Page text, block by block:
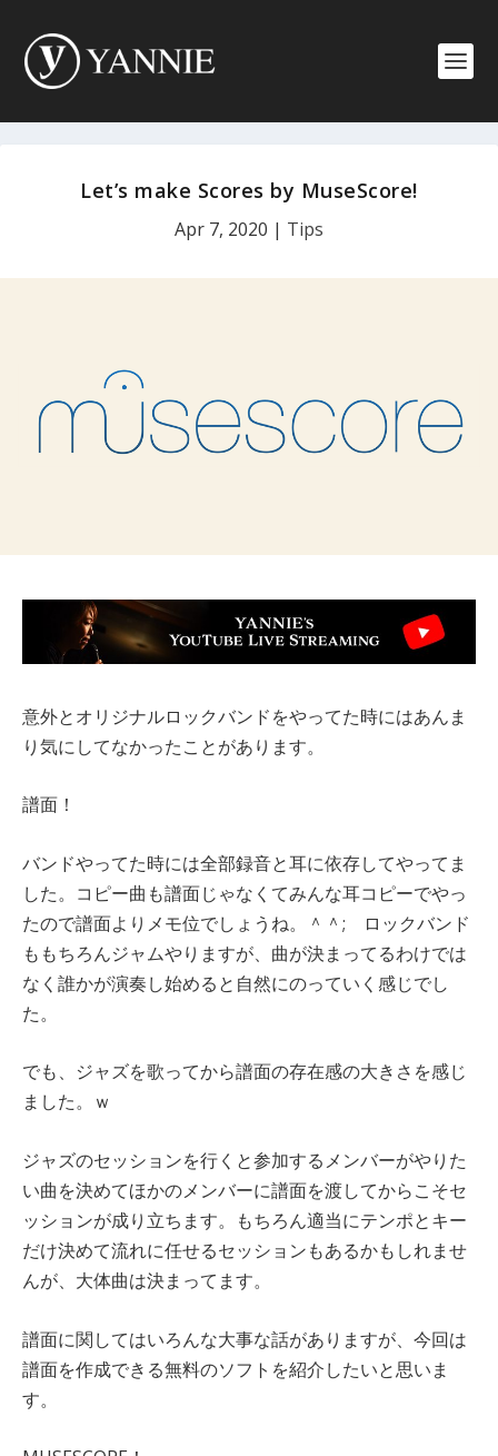
Let’s make Scores by MuseScore!
Apr 7, 2020 | Tips
意外とオリジナルロックバンドをやってた時にはあんま
り気にしてなかったことがあります。
譜面！
バンドやってた時には全部録音と耳に依存してやってま
した。コピー曲も譜面じゃなくてみんな耳コピーでやっ
たので譜面よりメモ位でしょうね。＾＾; ロックバンド
ももちろんジャムやりますが、曲が決まってるわけでは
なく誰かが演奏し始めると自然にのっていく感じでし
た。
でも、ジャズを歌ってから譜面の存在感の大きさを感じ
ました。ｗ
ジャズのセッションを行くと参加するメンバーがやりた
い曲を決めてほかのメンバーに譜面を渡してからこそセ
ッションが成り立ちます。もちろん適当にテンポとキー
だけ決めて流れに任せるセッションもあるかもしれませ
んが、大体曲は決まってます。
譜面に関してはいろんな大事な話がありますが、今回は
譜面を作成できる無料のソフトを紹介したいと思いま
す。